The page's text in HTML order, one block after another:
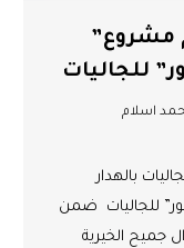
مشروع”
للجاليات
اسلام
بالهدار
للجاليات ضمن
جميح الخيرية